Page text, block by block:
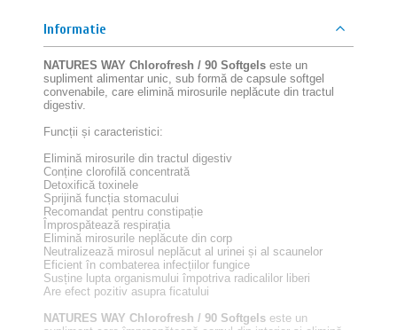
Informatie
NATURES WAY Chlorofresh / 90 Softgels este un
supliment alimentar unic, sub formă de capsule softgel
convenabile, care elimină mirosurile neplăcute din tractul
digestiv.
Funcții și caracteristici:
Elimină mirosurile din tractul digestiv
Conține clorofilă concentrată
Detoxifică toxinele
Sprijină funcția stomacului
Recomandat pentru constipație
Împrospătează respirația
Elimină mirosurile neplăcute din corp
Neutralizează mirosul neplăcut al urinei și al scaunelor
Eficient în combaterea infecțiilor fungice
Susține lupta organismului împotriva radicalilor liberi
Are efect pozitiv asupra ficatului
NATURES WAY Chlorofresh / 90 Softgels este un